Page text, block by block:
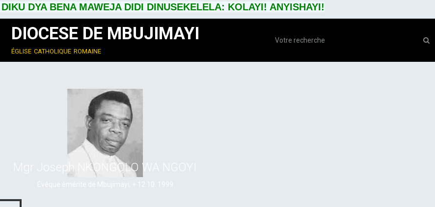
DYA BENA MAWEJA DIDI DINUSEKELELA: KOLAYI! ANYISHAYI!
DIOCESE DE MBUJIMAYI
église catholique romaine
Mgr Joseph NKONGOLO WA NGOYI
Évêque émérite de Mbujimayi, + 12.10. 1999